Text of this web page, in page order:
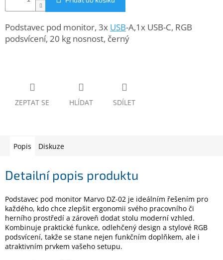
www.inpraise.cz
Gaming
sport
zahrada
Velké
spotřebiče
Počítače
a
notebooky
Elektronika
Podstavec pod monitor, 3x USB-A,1x USB-C, RGB
podsvícení, 20 kg nosnost, černý
ZEPTAT SE HLÍDAT SDÍLET
Popis Diskuze
Detailní popis produktu
Podstavec pod monitor Marvo DZ-02 je ideálním řešením pro
každého, kdo chce zlepšit ergonomii svého pracovního či
herního prostředí a zároveň dodat stolu moderní vzhled.
Kombinuje praktické funkce, odlehčený design a stylové RGB
podsvícení, takže se stane nejen funkčním doplňkem, ale i
atraktivním prvkem vašeho setupu.